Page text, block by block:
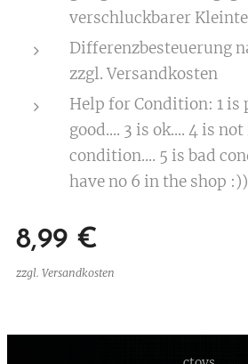
verschluckbarer
Differenzbesteuerung
zzgl. Versandkosten
Help for Condition: 1 is
good.... 3 is ok.... 4 is
condition.... 5 is bad
have no 6 in the shop :))
8,99 €
zzgl. Versandkosten